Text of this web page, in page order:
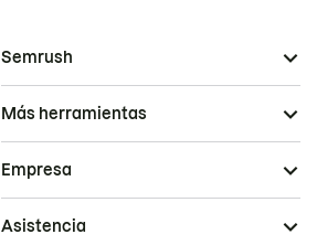
Semrush
Más herramientas
Empresa
Asistencia